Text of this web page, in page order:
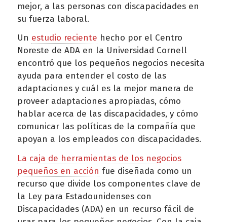
mejor, a las personas con discapacidades en
su fuerza laboral.
Un estudio reciente hecho por el Centro
Noreste de ADA en la Universidad Cornell
encontró que los pequeños negocios necesita
ayuda para entender el costo de las
adaptaciones y cuál es la mejor manera de
proveer adaptaciones apropiadas, cómo
hablar acerca de las discapacidades, y cómo
comunicar las políticas de la compañía que
apoyan a los empleados con discapacidades.
La caja de herramientas de los negocios
pequeños en acción fue diseñada como un
recurso que divide los componentes clave de
la Ley para Estadounidenses con
Discapacidades (ADA) en un recurso fácil de